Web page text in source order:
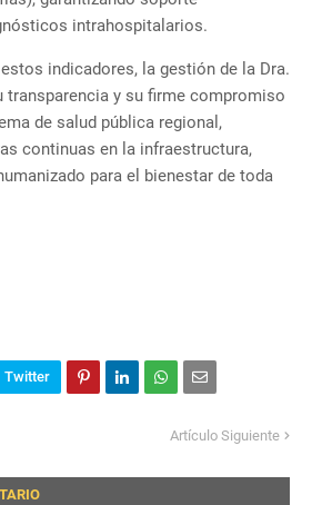
intrahospitalarios.
indicadores, la gestión de la Dra.
transparencia y su firme compromiso
de salud pública regional,
continuas en la infraestructura,
para el bienestar de toda
Artículo Siguiente